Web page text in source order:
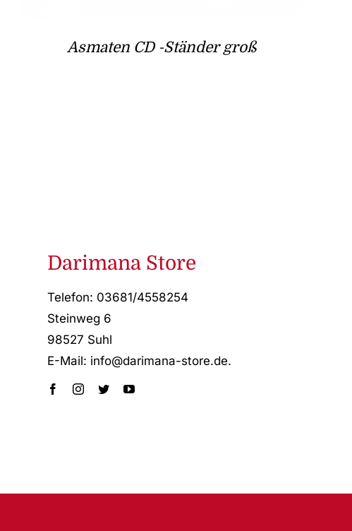
Asmaten CD -Ständer groß
Darimana Store
Telefon: 03681/4558254
Steinweg 6
98527 Suhl
E-Mail: info@darimana-store.de.